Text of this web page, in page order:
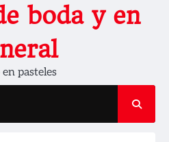
boda y en
pasteles